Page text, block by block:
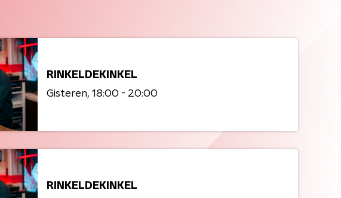
RINKELDEKINKEL
Gisteren 18:00 - 20:00
RINKELDEKINKEL